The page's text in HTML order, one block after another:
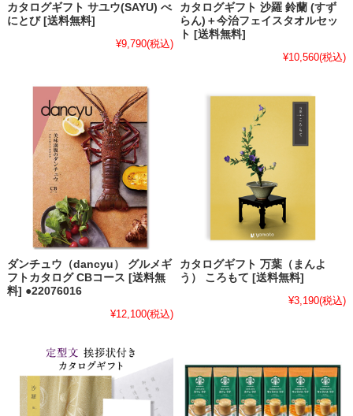
カタログギフト サユウ(SAYU) べ
にとび [送料無料]
¥9,790(税込)
カタログギフト 沙羅 鈴蘭 (すず
らん)＋今治フェイスタオルセッ
ト [送料無料]
¥10,560(税込)
ダンチュウ（dancyu） グルメギ
フトカタログ CBコース [送料無
料] ●22076016
¥12,100(税込)
カタログギフト 万葉（まんよ
う） ころもて [送料無料]
¥3,190(税込)